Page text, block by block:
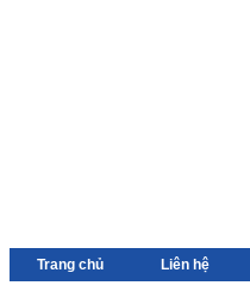
Trang chủ Liên hệ